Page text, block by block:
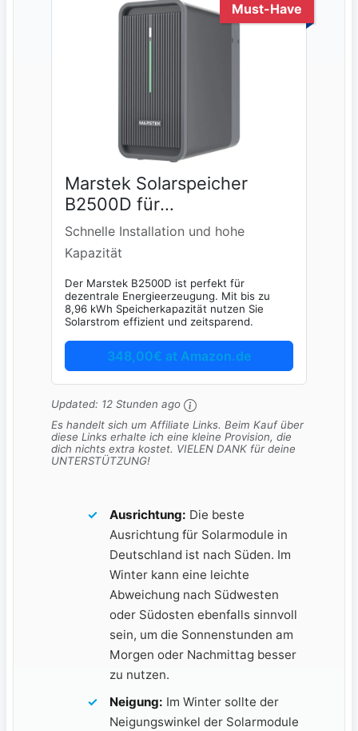
Must-Have
Marstek Solarspeicher
B2500D für
Balkonkraftwerk
Schnelle Installation und hohe
Kapazität
Der Marstek B2500D ist perfekt für
dezentrale Energieerzeugung. Mit bis zu
8,96 kWh Speicherkapazität nutzen Sie
Solarstrom effizient und zeitsparend.
348,00€ at Amazon.de
Updated: 12 Stunden ago
Es handelt sich um Affiliate Links. Beim Kauf über
diese Links erhalte ich eine kleine Provision, die
dich nichts extra kostet. VIELEN DANK für deine
UNTERSTÜTZUNG!
Ausrichtung: Die beste​
Ausrichtung für Solarmodule ‌in
Deutschland ist nach ‍Süden. Im
⁣Winter kann eine leichte
‌Abweichung nach‌ Südwesten
oder Südosten ​ebenfalls sinnvoll
sein, ‍um die ​Sonnenstunden​ am
Morgen‍ oder Nachmittag besser
zu nutzen.
Neigung: ‍Im Winter sollte ‌der
Neigungswinkel der Solarmodule